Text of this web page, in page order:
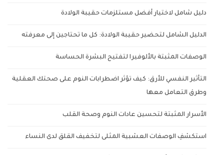
دليل شامل لاختيار أفضل مستلزمات حقيبة الولادة
الدليل الشامل لتحضير حقيبة الولادة: كل ما تحتاجين إلى معرفته
الوصفات المثبتة بالألوفيرا لتفتيح البشرة الحساسة
التأثير النفسي للأرق: كيف تؤثر اضطرابات النوم على صحتك العقلية
وطرق التعامل معها
الأسرار المثبتة لتحسين عادات النوم وصحة القلب
استكشفِ الوصفات العشبية المثلى لتخفيف القلق لدى النساء